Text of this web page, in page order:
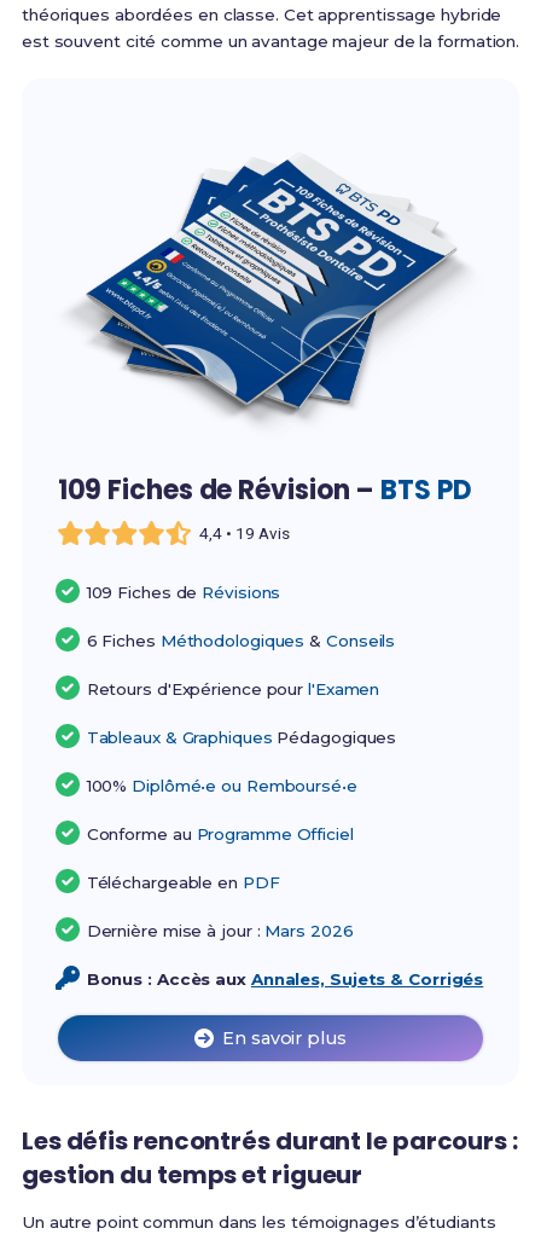
théoriques abordées en classe. Cet apprentissage hybride
est souvent cité comme un avantage majeur de la formation.
109 Fiches de Révision – BTS PD
4,4 • 19 Avis
109 Fiches de Révisions
6 Fiches Méthodologiques &Conseils
Retours d'Expérience pourl'Examen
Tableaux & Graphiques Pédagogiques
100% Diplômé•e ou Remboursé•e
Conforme au Programme Officiel
Téléchargeable en PDF
Dernière mise à jour : Mars 2026
Bonus : Accès aux Annales, Sujets & Corrigés
En savoir plus
Les défis rencontrés durant le parcours :
gestion du temps et rigueur
Un autre point commun dans les témoignages d’étudiants